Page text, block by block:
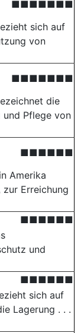
■■■■■■■
sich auf
von
■■■■■■■
die
Pflege von
■■■■■■
Amerika
Erreichung
■■■■■■
und
■■■■■■
sich auf
Lagerung . . .